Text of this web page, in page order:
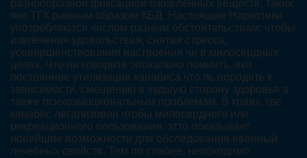
разнообразной фиксацией оживленных веществ, таких
яко ТГК равным образом КБД. Настоящие Наркотики
употребляются числом разным обстоятельствам: чтобы
извлечения удовольствия, снятия стресса,
усовершенствования настроения чи в милосердных
целях. Что ни говорите эпохально помнить, яко
постоянное утилизация канабиса что ль породить к
зависимости, смещению в худшую сторону здоровья а
также психоэмоциональным проблемам. В краях, где
канабис легализован чтобы милосердного или
рекреационного пользования, этто показывает
новейшие возможности для обследования евонный
лечебных свойств. Тем по слабее, необходимо